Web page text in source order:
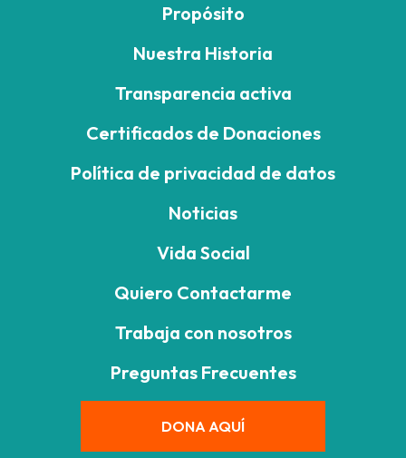
Propósito
Nuestra Historia
Transparencia activa
Certificados de Donaciones
Política de privacidad de datos
Noticias
Vida Social
Quiero Contactarme
Trabaja con nosotros
Preguntas Frecuentes
DONA AQUÍ